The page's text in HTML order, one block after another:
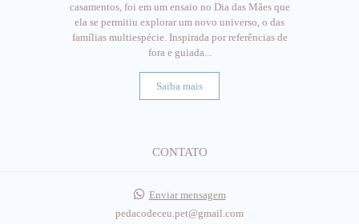
casamentos, foi em um ensaio no Dia das Mães que
ela se permitiu explorar um novo universo, o das
famílias multiespécie. Inspirada por referências de
fora e guiada...
Saiba mais
CONTATO
Enviar mensagem
pedacodeceu.pet@gmail.com